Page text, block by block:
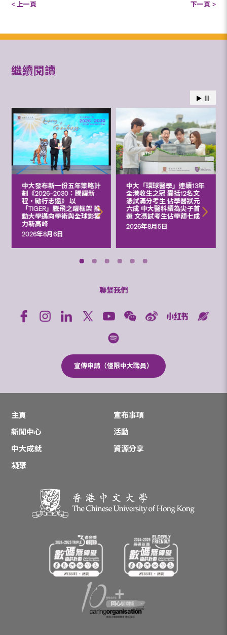
< 上一頁 下一頁 >
繼續閱讀
中大發布新一份五年策略計
劃《2026‒2030：騰躍新
程，勵行志遠》 以
「TIGER」騰飛之躍框架 推
動大學邁向學術與全球影響
力新高峰
2026年8月6日
中大「環球醫學」連續13年
全港收生之冠 囊括12名文
憑試滿分考生 佔學醫狀元
六成 中大醫科續為尖子首
選 文憑試考生佔學額七成
2026年8月5日
聯繫我們
宣傳申請（僅限中大職員）
主頁
宣布事項
新聞中心
活動
中大成就
資源分享
凝聚